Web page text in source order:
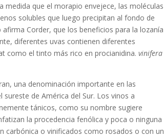
medida que el morapio envejece, las moléculas
solubles que luego precipitan al fondo de
Corder, que los beneficios para la lozanía
diferentes uvas contienen diferentes
como el tinto más rico en procianidina.vinifera
una denominación importante en las
de América del Sur. Los vinos a
tánicos, como su nombre sugiere
la procedencia fenólica y poca o ninguna
carbónica o vinificados como rosados ​​o con un